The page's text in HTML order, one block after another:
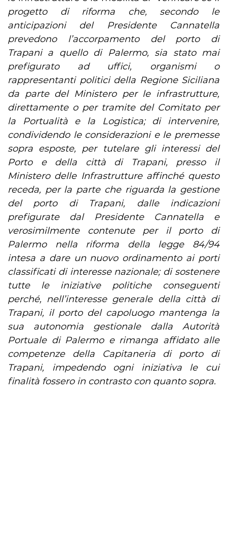
progetto di riforma che, secondo le
anticipazioni del Presidente Cannatella
prevedono l’accorpamento del porto di
Trapani a quello di Palermo, sia stato mai
prefigurato ad uffici, organismi o
rappresentanti politici della Regione Siciliana
da parte del Ministero per le infrastrutture,
direttamente o per tramite del Comitato per
la Portualità e la Logistica; di intervenire,
condividendo le considerazioni e le premesse
sopra esposte, per tutelare gli interessi del
Porto e della città di Trapani, presso il
Ministero delle Infrastrutture affinché questo
receda, per la parte che riguarda la gestione
del porto di Trapani, dalle indicazioni
prefigurate dal Presidente Cannatella e
verosimilmente contenute per il porto di
Palermo nella riforma della legge 84/94
intesa a dare un nuovo ordinamento ai porti
classificati di interesse nazionale; disostenere
tutte le iniziative politiche conseguenti
perché, nell’interesse generale della città di
Trapani, il porto del capoluogo mantenga la
sua autonomia gestionale dalla Autorità
Portuale di Palermo e rimanga affidato alle
competenze della Capitaneria di porto di
Trapani, impedendo ogni iniziativa le cui
finalità fossero in contrasto con quanto sopra.